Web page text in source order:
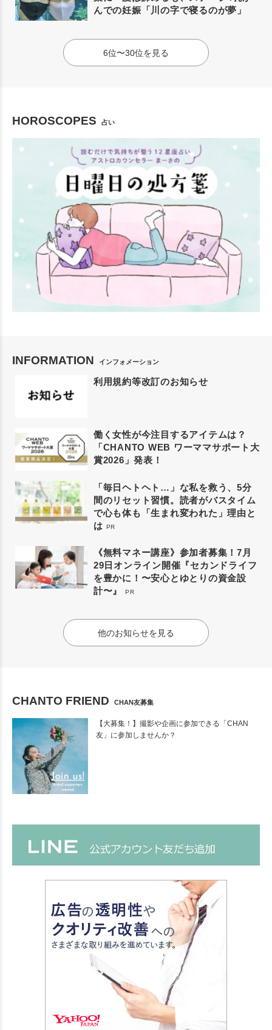
んでの妊娠「川の字で寝るのが夢」
6位〜30位を見る
HOROSCOPES 占い
INFORMATION インフォメーション
利用規約等改訂のお知らせ
働く女性が今注目するアイテムは？
「CHANTO WEB ワーママサポート大
賞2026」発表！
「毎日ヘトヘト…」な私を救う、5分
間のリセット習慣。読者がバスタイム
で心も体も「生まれ変われた」理由と
は PR
《無料マネー講座》参加者募集！7月
29日オンライン開催『セカンドライフ
を豊かに！〜安心とゆとりの資金設
計〜』
PR
他のお知らせを見る
CHANTO FRIEND CHAN友募集
【大募集！】撮影や企画に参加できる「CHAN
友」に参加しませんか？